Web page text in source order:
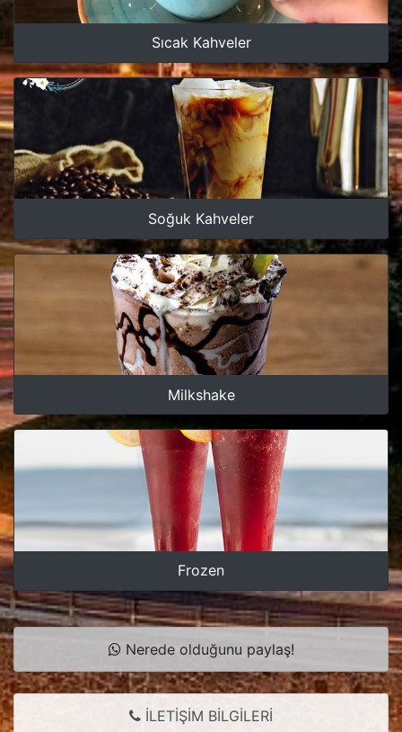
Sıcak Kahveler
Soğuk Kahveler
Milkshake
Frozen
Nerede olduğunu paylaş!
İLETİŞİM BİLGİLERİ